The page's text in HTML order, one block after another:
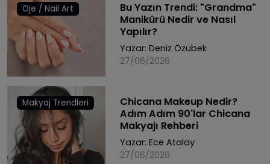
Oje / Nail Art
Bu Yazın Trendi: "Grandma"
Manikürü Nedir ve Nasıl
Yapılır?
Yazar: Deniz Özübek
27/06/2026
Makyaj Trendleri
Chicana Makeup Nedir?
Adım Adım 90'lar Chicana
Makyajı Rehberi
Yazar: Ece Atalay
27/06/2026